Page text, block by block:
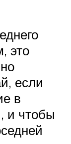
это
если
в
и чтобы